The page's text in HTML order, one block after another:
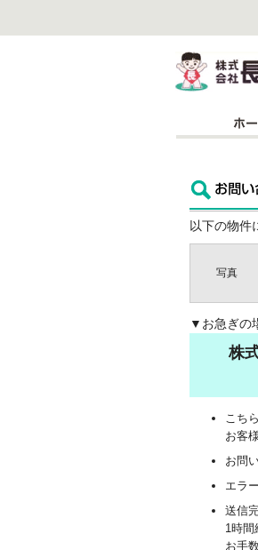
以下の物件
写真
▼お急ぎの
株
こち
お客
お問
エラ
送信
1時間
お手